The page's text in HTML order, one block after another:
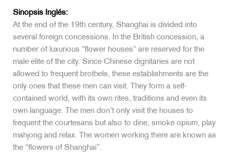
Sinopsis Inglés:
At the end of the 19th century, Shanghai is divided into
several foreign concessions. In the British concession, a
number of luxurious “flower houses” are reserved for the
male elite of the city. Since Chinese dignitaries are not
allowed to frequent brothels, these establishments are the
only ones that these men can visit. They form a self-
contained world, with its own rites, traditions and even its
own language. The men don’t only visit the houses to
frequent the courtesans but also to dine, smoke opium, play
mahjong and relax. The women working there are known as
the “flowers of Shanghai”.